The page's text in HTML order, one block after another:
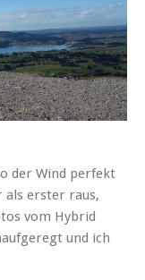
der Wind perfekt
als erster raus,
vom Hybrid
und ich